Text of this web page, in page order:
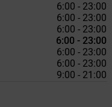
6:00 - 23:00
6:00 - 23:00
6:00 - 23:00
6:00 - 23:00
6:00 - 23:00
6:00 - 23:00
9:00 - 21:00